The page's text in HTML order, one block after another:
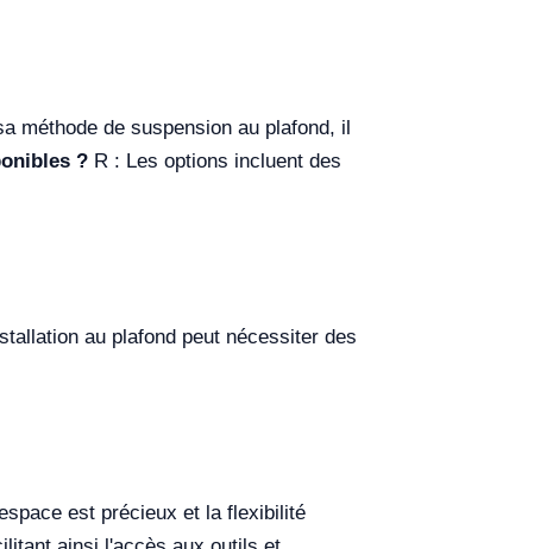
méthode de suspension au plafond, il
? R : Les options incluent des
au plafond peut nécessiter des
est précieux et la flexibilité